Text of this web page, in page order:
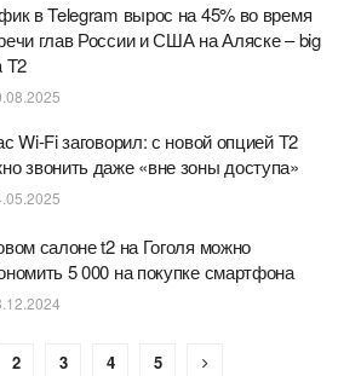
в Telegram вырос на 45% во время
глав России и США на Аляске – big
T2
Wi-Fi заговорил: с новой опцией Т2
звонить даже «вне зоны доступа»
салоне t2 на Гоголя можно
5 000 на покупке смартфона
2 3 4 5